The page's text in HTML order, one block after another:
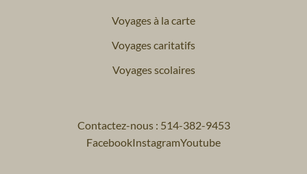
Voyages à la carte
Voyages caritatifs
Voyages scolaires
Contactez-nous : 514-382-9453
FacebookInstagramYoutube